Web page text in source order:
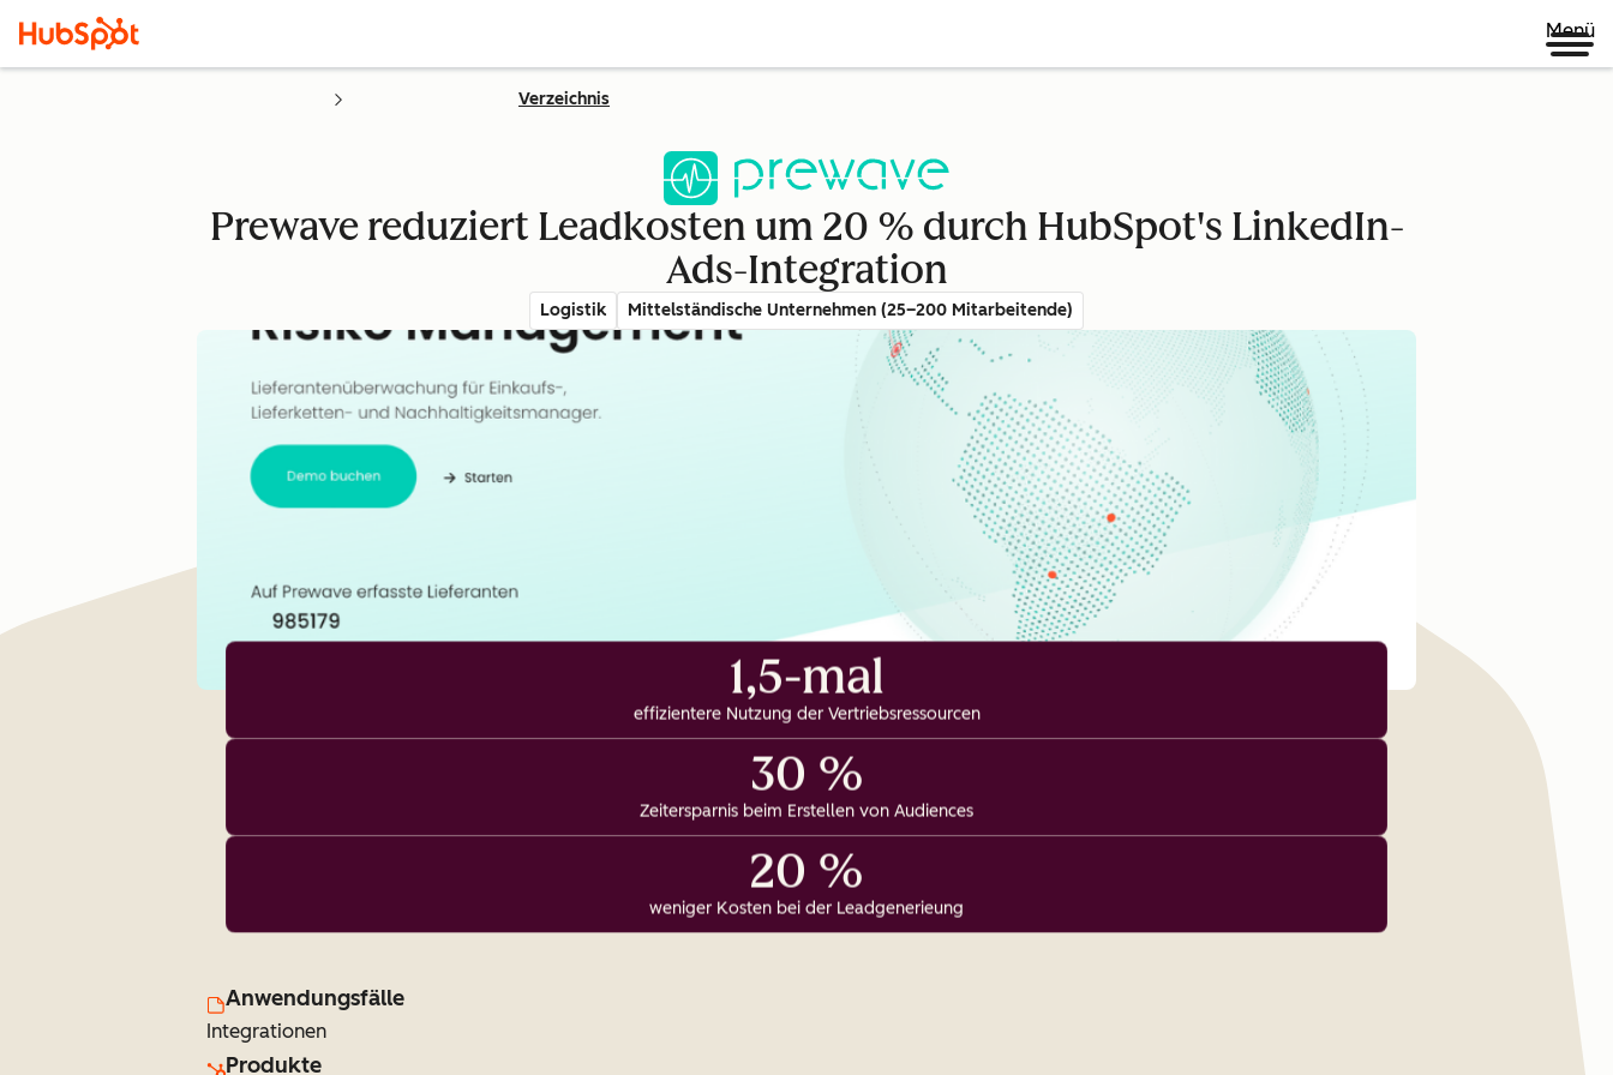
Menü
Verzeichnis
Prewave reduziert Leadkosten um 20 % durch HubSpot's LinkedIn-
Ads-Integration
Logistik Mittelständische Unternehmen (25–200 Mitarbeitende)
1,5-mal
effizientere Nutzung der Vertriebsressourcen
30 %
Zeitersparnis beim Erstellen von Audiences
20 %
weniger Kosten bei der Leadgenerieung
Anwendungsfälle
Integrationen
Produkte